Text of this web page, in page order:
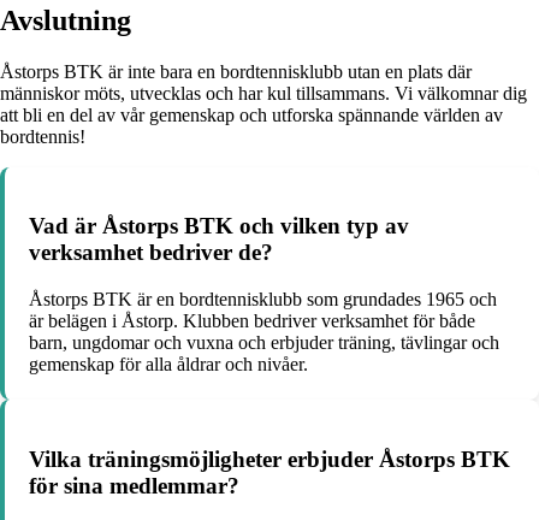
Avslutning
Åstorps BTK är inte bara en bordtennisklubb utan en plats där
människor möts, utvecklas och har kul tillsammans. Vi välkomnar dig
att bli en del av vår gemenskap och utforska spännande världen av
bordtennis!
Vad är Åstorps BTK och vilken typ av
verksamhet bedriver de?
Åstorps BTK är en bordtennisklubb som grundades 1965 och
är belägen i Åstorp. Klubben bedriver verksamhet för både
barn, ungdomar och vuxna och erbjuder träning, tävlingar och
gemenskap för alla åldrar och nivåer.
Vilka träningsmöjligheter erbjuder Åstorps BTK
för sina medlemmar?